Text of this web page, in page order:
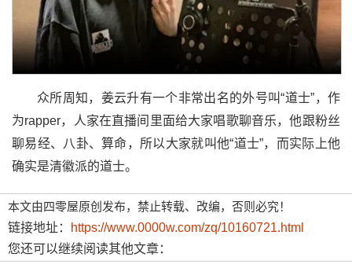
众所周知，姜云升有一个非常出名的外号叫“道士”，作
为rapper，人家在直播间里面给大家唱歌聊音乐，他跟粉丝
聊易经、八卦、算命，所以大家就叫他“道士”，而实际上他
确实是清徽派的道士。
本文由四零屋原创发布，禁止转载、改编，否则必究！
链接地址：
https://www.0000w.com/zq/10160721.html
您还可以继续阅读其他文章：